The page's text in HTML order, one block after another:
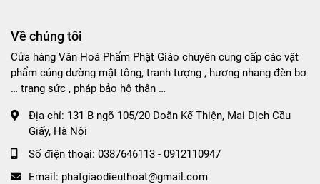
Về chúng tôi
Cửa hàng Văn Hoá Phẩm Phật Giáo chuyên cung cấp các vật
phẩm cúng dường mật tông, tranh tượng , hương nhang đèn bơ
… trang sức , pháp bảo hộ thân …
Địa chỉ: 131 B ngõ 105/20 Doãn Kế Thiện, Mai Dịch Cầu
Giấy, Hà Nội
Số điện thoại: 0387646113 - 0912110947
Email: phatgiaodieuthoat@gmail.com